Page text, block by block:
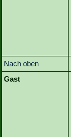
Nach oben
Gast